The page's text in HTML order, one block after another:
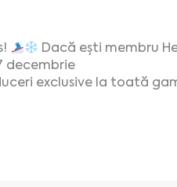
Dacă ești membru
decembrie
exclusive la toată